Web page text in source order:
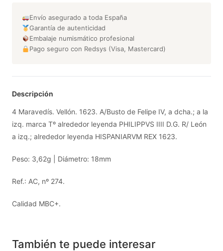
Envío asegurado a toda España
Garantía de autenticidad
Embalaje numismático profesional
Pago seguro con Redsys (Visa, Mastercard)
Descripción
4 Maravedís. Vellón. 1623. A/Busto de Felipe IV, a dcha.; a la
izq. marca Tº alrededor leyenda PHILIPPVS IIII D.G. R/ León
a izq.; alrededor leyenda HISPANIARVM REX 1623.
Peso: 3,62g | Diámetro: 18mm
Ref.: AC, nº 274.
Calidad MBC+.
También te puede interesar